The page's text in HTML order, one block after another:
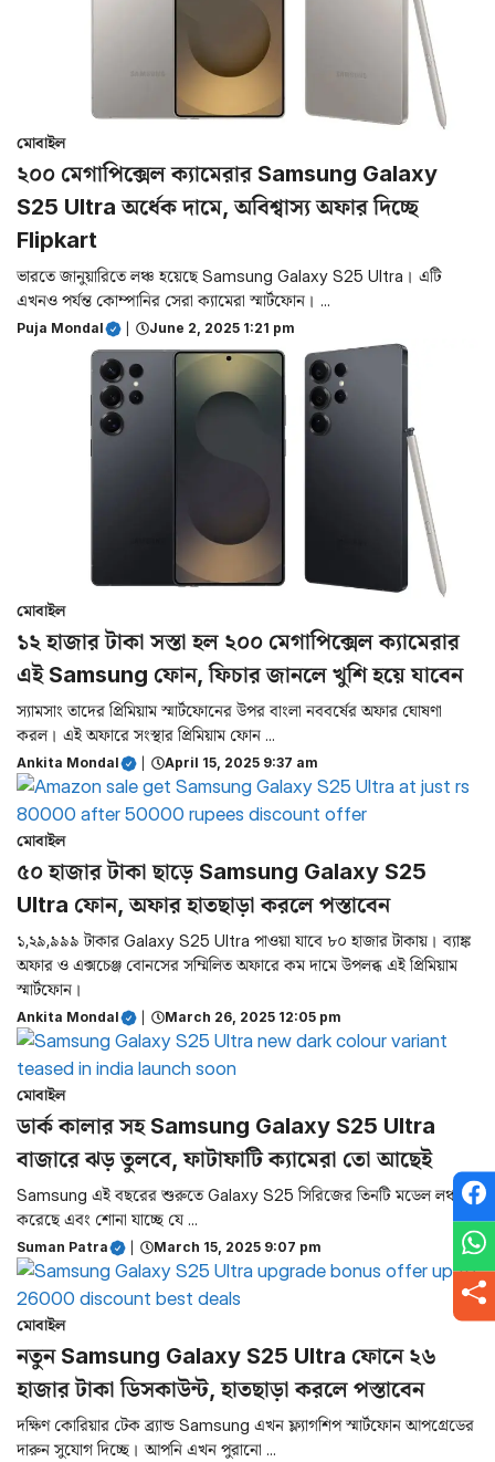
মোবাইল
২০০ মেগাপিক্সেল ক্যামেরার Samsung Galaxy
S25 Ultra অর্ধেক দামে, অবিশ্বাস্য অফার দিচ্ছে
Flipkart
ভারতে জানুয়ারিতে লঞ্চ হয়েছে Samsung Galaxy S25 Ultra। এটি
এখনও পর্যন্ত কোম্পানির সেরা ক্যামেরা স্মার্টফোন। ...
Puja Mondal June 2, 2025 1:21 pm
মোবাইল
১২ হাজার টাকা সস্তা হল ২০০ মেগাপিক্সেল ক্যামেরার
এই Samsung ফোন, ফিচার জানলে খুশি হয়ে যাবেন
স্যামসাং তাদের প্রিমিয়াম স্মার্টফোনের উপর বাংলা নববর্ষের অফার ঘোষণা
করল। এই অফারে সংস্থার প্রিমিয়াম ফোন ...
Ankita Mondal April 15, 2025 9:37 am
মোবাইল
৫০ হাজার টাকা ছাড়ে Samsung Galaxy S25
Ultra ফোন, অফার হাতছাড়া করলে পস্তাবেন
১,২৯,৯৯৯ টাকার Galaxy S25 Ultra পাওয়া যাবে ৮০ হাজার টাকায়। ব্যাঙ্ক
অফার ও এক্সচেঞ্জ বোনসের সম্মিলিত অফারে কম দামে উপলব্ধ এই প্রিমিয়াম
স্মার্টফোন।
Ankita Mondal March 26, 2025 12:05 pm
মোবাইল
ডার্ক কালার সহ Samsung Galaxy S25 Ultra
বাজারে ঝড় তুলবে, ফাটাফাটি ক্যামেরা তো আছেই
Samsung এই বছরের শুরুতে Galaxy S25 সিরিজের তিনটি মডেল লঞ্চ
করেছে এবং শোনা যাচ্ছে যে ...
Suman Patra March 15, 2025 9:07 pm
মোবাইল
নতুন Samsung Galaxy S25 Ultra ফোনে ২৬
হাজার টাকা ডিসকাউন্ট, হাতছাড়া করলে পস্তাবেন
দক্ষিণ কোরিয়ার টেক ব্র্যান্ড Samsung এখন ফ্ল্যাগশিপ স্মার্টফোন আপগ্রেডের
দারুন সুযোগ দিচ্ছে। আপনি এখন পুরানো ...